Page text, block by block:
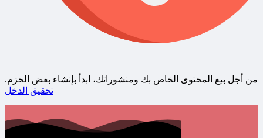
من أجل بيع المحتوى الخاص بك ومنشوراتك، ابدأ بإنشاء بعض الحزم.
تحقيق الدخل